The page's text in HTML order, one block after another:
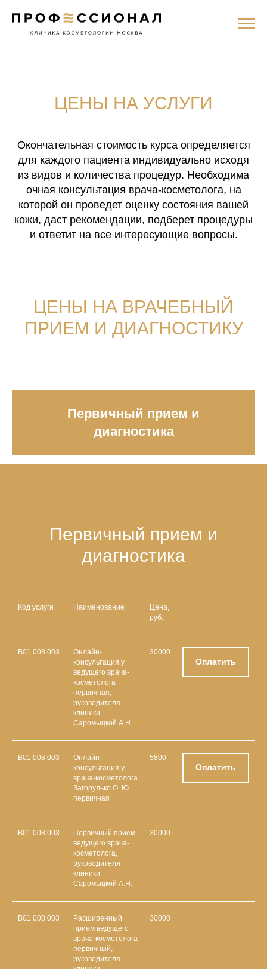
ЦЕНЫ НА УСЛУГИ
Окончательная стоимость курса определяется
для каждого пациента индивидуально исходя
из видов и количества процедур. Необходима
очная консультация врача-косметолога, на
которой он проведет оценку состояния вашей
кожи, даст рекомендации, подберет процедуры
и ответит на все интересующие вопросы.
ЦЕНЫ НА ВРАЧЕБНЫЙ
ПРИЕМ И ДИАГНОСТИКУ
Первичный прием и
диагностика
Первичный прием и
диагностика
Код услуги Наименование
Цена,
руб.
В01.008.003
Онлайн-
консультация у
ведущего врача-
косметолога
первичная,
руководителя
клиники
Саромыцкой А.Н.
30000
Оплатить
В01.008.003
Онлайн-
консультация у
врача-косметолога
Загорулько О. Ю.
первичная
5800
Оплатить
B01.008.003
Первичный прием
ведущего врача-
косметолога,
руководителя
клиники
Саромыцкой А.Н.
30000
B01.008.003
Расширенный
прием ведущего
врача-косметолога
первичный,
руководителя
30000